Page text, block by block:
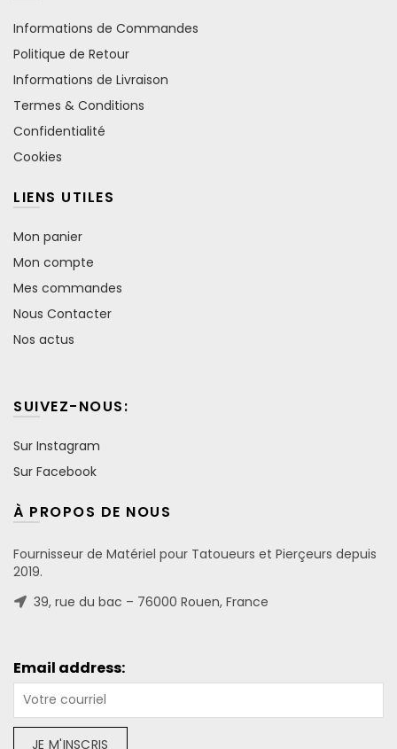
Informations de Commandes
Politique de Retour
Informations de Livraison
Termes & Conditions
Confidentialité
Cookies
LIENS UTILES
Mon panier
Mon compte
Mes commandes
Nous Contacter
Nos actus
SUIVEZ-NOUS:
Sur Instagram
Sur Facebook
À PROPOS DE NOUS
Fournisseur de Matériel pour Tatoueurs et Pierçeurs depuis
2019.
39, rue du bac – 76000 Rouen, France
Email address: